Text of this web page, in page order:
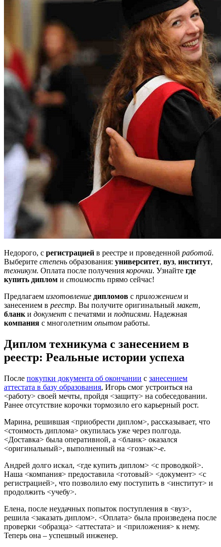
Недорого, с регистрацией в реестре и проведенной работой.
Выберите степень образования: университет, вуз, институт,
техникум. Оплата после получения корочки. Узнайте где
купить диплом и стоимость прямо сейчас!
Предлагаем изготовление дипломов с приложением и
занесением в реестр. Вы получите оригинальный макет,
бланк и документ с печатями и подписями. Надежная
компания с многолетним опытом работы.
Диплом техникума с занесением в
реестр: Реальные истории успеха
После покупки документа об окончании с занесением
аттестата в базу образования, Игорь смог устроиться на
<работу> своей мечты, пройдя <защиту> на собеседовании.
Ранее отсутствие корочки тормозило его карьерный рост.
Марина, решившая <приобрести диплом>, рассказывает, что
<стоимость диплома> окупилась уже через полгода.
<Доставка> была оперативной, а <бланк> оказался
<оригинальный>, выполненный на <гознак>-е.
Андрей долго искал, <где купить диплом> <с проводкой>.
Наша <компания> предоставила <готовый> <документ> <с
регистрацией>, что позволило ему поступить в <институт> и
продолжить <учебу>.
Елена, после неудачных попыток поступления в <вуз>,
решила <заказать диплом>. <Оплата> была произведена после
проверки <образца> <аттестата> и <приложения> к нему.
Теперь она – успешный инженер.